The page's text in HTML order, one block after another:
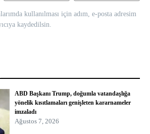
kullanılması için adım, e-posta adresim
kaydedilsin.
ABD Başkanı Trump, doğumla vatandaşlığa
yönelik kısıtlamaları genişleten kararnameler
imzaladı
Ağustos 7, 2026